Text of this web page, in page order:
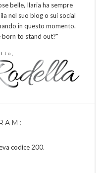
belle, Ilaria ha sempre
nel suo blog o sui social
in questo momento.
born to stand out?"
codice 200.